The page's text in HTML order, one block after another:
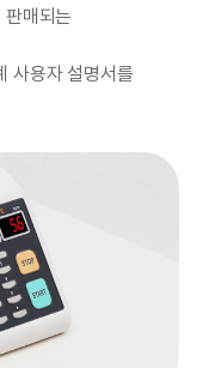
매되는
사용자 설명서를